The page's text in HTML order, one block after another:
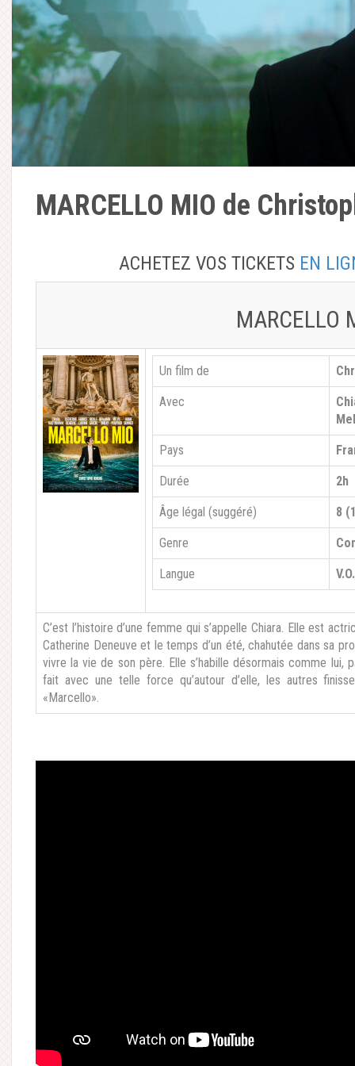
MARCELLO MIO de
ACHETEZ VOS TICKETS EN
MARCELLO
Un film de
Avec
Pays
Durée 2h
Âge légal (suggéré) 8
Genre
Langue
C’est l’histoire d’une femme qui s’appelle Chiara. Elle est
Catherine Deneuve et le temps d’un été, chahutée dans sa
vivre la vie de son père. Elle s’habille désormais comme
fait avec une telle force qu’autour d’elle, les autres
«Marcello».